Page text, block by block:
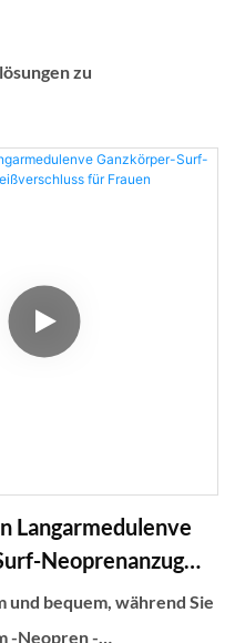
zu
Langarmedulenve
Neoprenanzug
Für Frauen
und bequem, während Sie
-Neopren -